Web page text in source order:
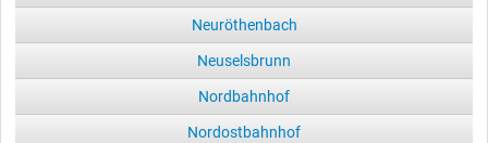
Neuröthenbach
Neuselsbrunn
Nordbahnhof
Nordostbahnhof